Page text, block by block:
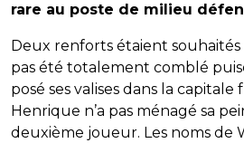
rare au poste de milieu
Deux renforts étaient souhaités
pas été totalement comblé
posé ses valises dans la
Henrique n’a pas ménagé sa
deuxième joueur. Les noms de